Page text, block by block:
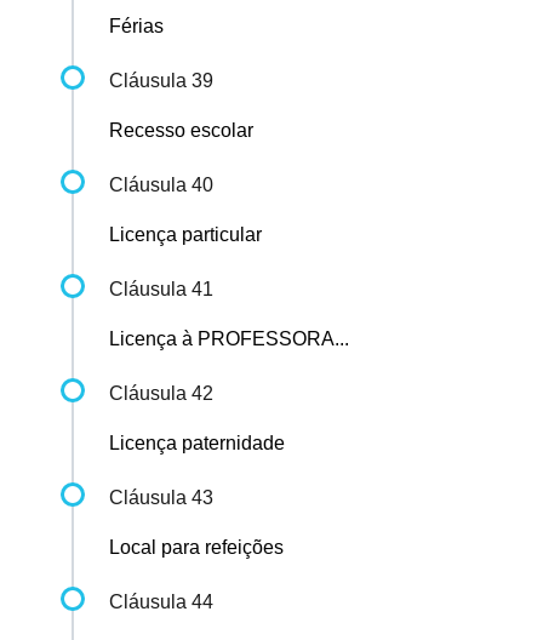
Férias
Cláusula 39
Recesso escolar
Cláusula 40
Licença particular
Cláusula 41
Licença à PROFESSORA...
Cláusula 42
Licença paternidade
Cláusula 43
Local para refeições
Cláusula 44